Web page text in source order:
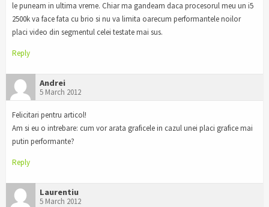
le puneam in ultima vreme. Chiar ma gandeam daca procesorul meu un i5
2500k va face fata cu brio si nu va limita oarecum performantele noilor
placi video din segmentul celei testate mai sus.
Reply
Andrei
5 March 2012
Felicitari pentru articol!
Am si eu o intrebare: cum vor arata graficele in cazul unei placi grafice mai
putin performante?
Reply
Laurentiu
5 March 2012